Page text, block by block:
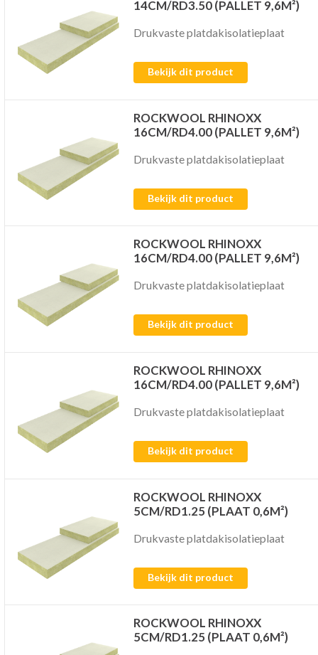
14CM/RD3.50 (PALLET 9,6M²)
Drukvaste platdakisolatieplaat
Bekijk dit product
ROCKWOOL RHINOXX
16CM/RD4.00 (PALLET 9,6M²)
Drukvaste platdakisolatieplaat
Bekijk dit product
ROCKWOOL RHINOXX
16CM/RD4.00 (PALLET 9,6M²)
Drukvaste platdakisolatieplaat
Bekijk dit product
ROCKWOOL RHINOXX
16CM/RD4.00 (PALLET 9,6M²)
Drukvaste platdakisolatieplaat
Bekijk dit product
ROCKWOOL RHINOXX
5CM/RD1.25 (PLAAT 0,6M²)
Drukvaste platdakisolatieplaat
Bekijk dit product
ROCKWOOL RHINOXX
5CM/RD1.25 (PLAAT 0,6M²)